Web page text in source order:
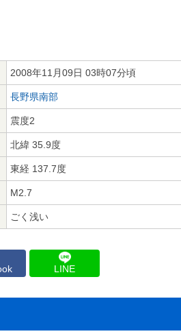
2008年11月09日 03時07分頃
長野県南部
震度2
北緯 35.9度
東経 137.7度
M2.7
ごく浅い
LINE